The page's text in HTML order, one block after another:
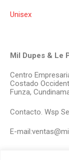
Unisex
Mil Dupes & Le
Centro
Costado
Funza,
Contacto. Wsp
E-